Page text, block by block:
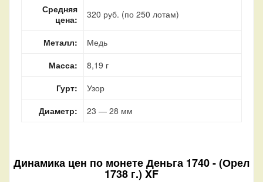
Средняя
цена:
320 руб. (по 250 лотам)
Металл:
Медь
Масса:
8,19 г
Гурт:
Узор
Диаметр:
23 — 28 мм
Динамика цен по монетеДеньга 1740 - (Орел
1738 г.) XF